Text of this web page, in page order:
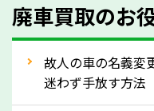
人気の車種は廃車の
産車は高く買取が可
廃車買取のお
故人の車の名義変
迷わず手放す方法